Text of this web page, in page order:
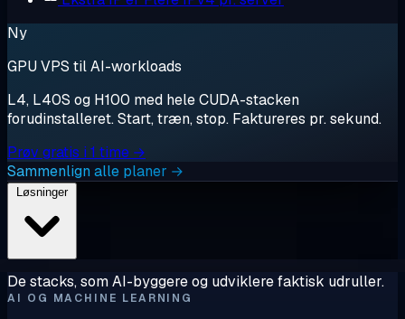
Ny
GPU VPS til AI-workloads
L4, L40S og H100 med hele CUDA-stacken
forudinstalleret. Start, træn, stop. Faktureres pr. sekund.
Prøv gratis i 1 time →
Sammenlign alle planer →
Løsninger
De stacks, som AI-byggere og udviklere faktisk udruller.
AI OG MACHINE LEARNING